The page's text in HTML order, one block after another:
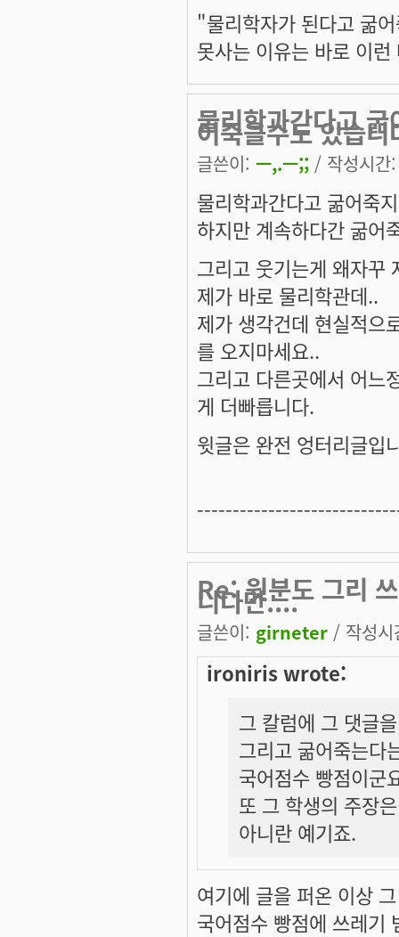
"물리학자가 된다고 굶
못사는 이유는 바로 이
물리학과간다고
어죽을수도 있습니
글쓴이: ㅡ,.ㅡ;; / 작성시
물리학과간다고 굶어죽
하지만 계속하다간 굶어
그리고 웃기는게 왜자꾸
제가 바로 물리학관데..
제가 생각건데 현실적으
를 오지마세요..
그리고 다른곳에서 어느
게 더빠릅니다.
윗글은 완전 엉터리글입
Re: 윗분도 그리
니다만....
글쓴이: girneter / 작성
ironiris wrote:
그 칼럼에 그 댓글
그리고 굶어죽는다
국어점수 빵점이군
또 그 학생의 주장
아니란 예기죠.
여기에 글을 퍼온 이상
국어점수 빵점에 쓰레기